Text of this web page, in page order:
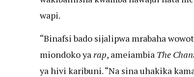
wapi.
“Binafsi bado sijalipwa mrabaha
miondoko yarap, ameiambia The
ya hivi karibuni. “Na sina uhakika